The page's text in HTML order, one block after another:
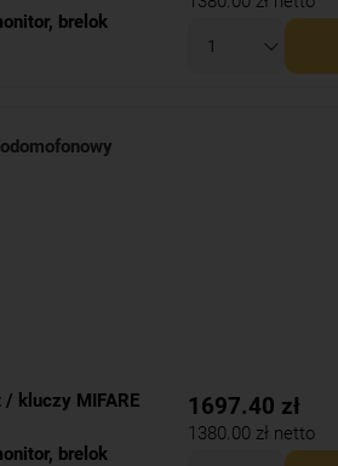
, brelok
kluczy MIFARE
, brelok
1697.40 zł
1380.00 zł netto